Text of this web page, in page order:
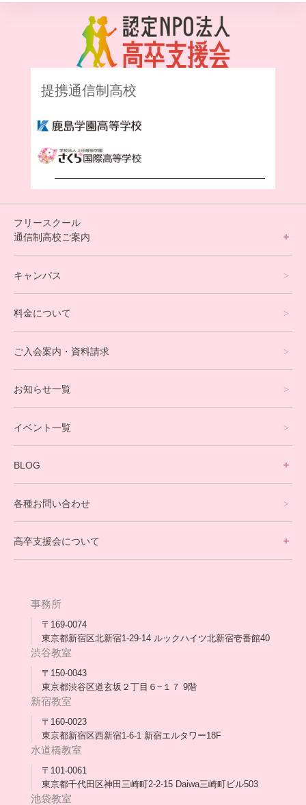
提携通信制高校
フリースクール
通信制高校ご案内
オンラインコース
eスポーツコース
就労支援コース
英会話・海外留学コース
寮生活サポート
卒業生の今
[家庭訪問カウンセリング]
キャンパス
料金について
ご入会案内・資料請求
お知らせ一覧
イベント一覧
BLOG
保護者交流だより一覧
会長コラム一覧
各種お問い合わせ
高卒支援会について
メディア出演
スタッフ紹介
合格・進路実績
協力団体
理事長・会長あいさつ
保護者会
事務所
〒169-0074
東京都新宿区北新宿1-29-14 ルックハイツ北新宿壱番館40
渋谷教室
〒150-0043
東京都渋谷区道玄坂２丁目６−１７ 9階
新宿教室
〒160-0023
東京都新宿区西新宿1-6-1 新宿エルタワー18F
水道橋教室
〒101-0061
東京都千代田区神田三崎町2-2-15 Daiwa三崎町ビル503
池袋教室